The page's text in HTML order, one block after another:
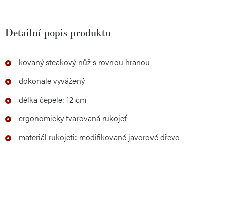
Detailní popis produktu
kovaný steakový nůž s rovnou hranou
dokonale vyvážený
délka čepele: 12 cm
ergonomicky tvarovaná rukojeť
materiál rukojeti: modifikované javorové dřevo